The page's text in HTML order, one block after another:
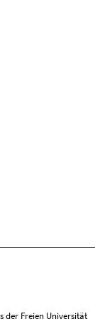
der Freien Universität